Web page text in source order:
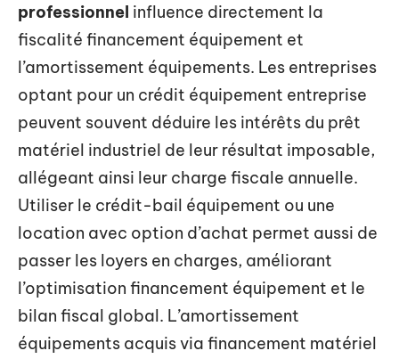
professionnel influence directement la
fiscalité financement équipement et
l’amortissement équipements. Les entreprises
optant pour un crédit équipement entreprise
peuvent souvent déduire les intérêts du prêt
matériel industriel de leur résultat imposable,
allégeant ainsi leur charge fiscale annuelle.
Utiliser le crédit-bail équipement ou une
location avec option d’achat permet aussi de
passer les loyers en charges, améliorant
l’optimisation financement équipement et le
bilan fiscal global. L’amortissement
équipements acquis via financement matériel